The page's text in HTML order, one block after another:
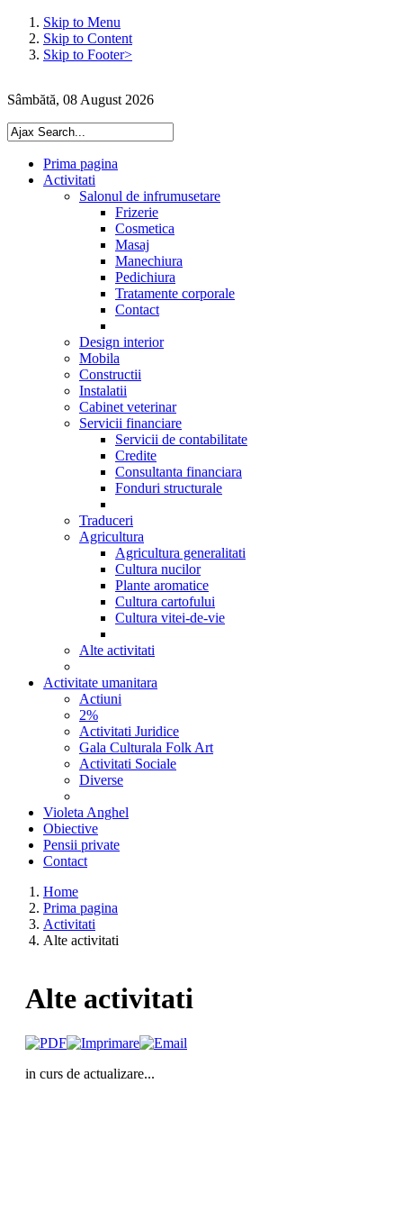
Skip to Menu
Skip to Content
Skip to Footer>
Sâmbătă, 08 August 2026
Prima pagina
Activitati
Salonul de infrumusetare
Frizerie
Cosmetica
Masaj
Manechiura
Pedichiura
Tratamente corporale
Contact
Design interior
Mobila
Constructii
Instalatii
Cabinet veterinar
Servicii financiare
Servicii de contabilitate
Credite
Consultanta financiara
Fonduri structurale
Traduceri
Agricultura
Agricultura generalitati
Cultura nucilor
Plante aromatice
Cultura cartofului
Cultura vitei-de-vie
Alte activitati
Activitate umanitara
Actiuni
2%
Activitati Juridice
Gala Culturala Folk Art
Activitati Sociale
Diverse
Violeta Anghel
Obiective
Pensii private
Contact
Home
Prima pagina
Activitati
Alte activitati
Alte activitati
in curs de actualizare...